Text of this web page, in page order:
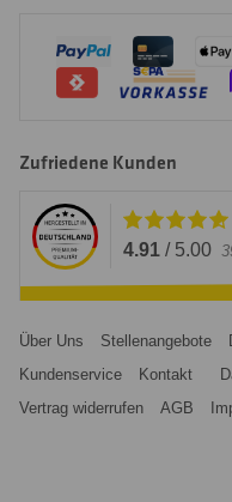
Zufriedene Kunden
4.91 / 5.00
Über Uns Stellenangebote
Kundenservice
Kontakt
Vertrag widerrufen
AGB